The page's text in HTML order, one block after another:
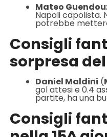
Mateo
Napoli capolista.
potrebbe
Consigli
sorpresa
Daniel Maldini (
gol attesi e 0.4
partite, ha una
Consigli